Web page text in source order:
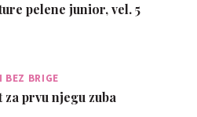
pelene junior, vel. 5
BEZ BRIGE
za prvu njegu zuba